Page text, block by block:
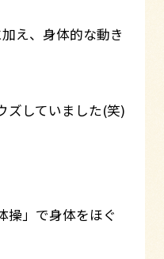
え、身体的な動き
ズしていました(笑)
操」で身体をほぐ